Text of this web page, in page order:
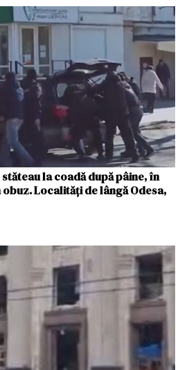
la coadă după pâine, în
obuz. Localități de lângă Odesa,